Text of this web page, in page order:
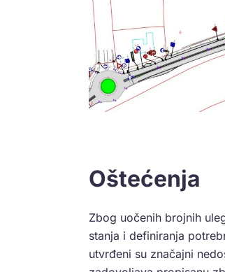
Oštećenja
Zbog uočenih brojnih
stanja i definiranja
utvrđeni su značajni